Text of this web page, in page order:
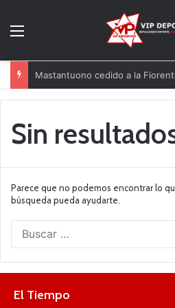
Mastantuono cedido a la
Sin
Parece que no podemos encontrar lo
búsqueda pueda ayudarte.
El Tiempo